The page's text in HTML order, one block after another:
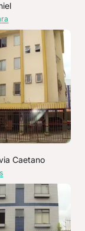
Caetano